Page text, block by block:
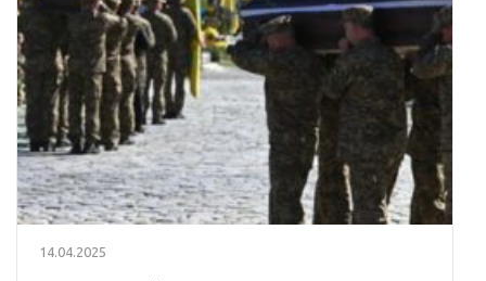
14.04.2025